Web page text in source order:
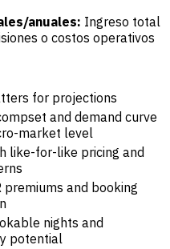
anuales: Ingreso total
o costos operativos
for projections
and demand curve
market level
like-for-like pricing and
premiums and booking
nights and
potential